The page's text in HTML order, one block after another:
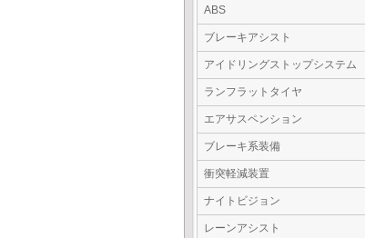
ABS
ブレーキアシスト
アイドリングストップシステム
ランフラットタイヤ
エアサスペンション
ブレーキ系装備
衝突軽減装置
ナイトビジョン
レーンアシスト